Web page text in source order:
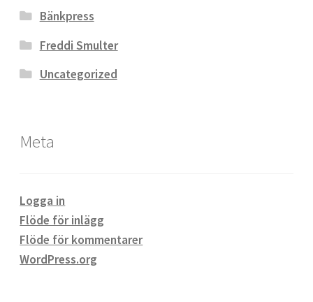
Bänkpress
Freddi Smulter
Uncategorized
Meta
Logga in
Flöde för inlägg
Flöde för kommentarer
WordPress.org